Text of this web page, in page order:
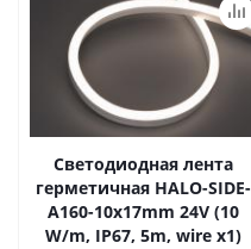
Светодиодная лента
герметичная HALO-SIDE-
A160-10x17mm 24V (10
W/m, IP67, 5m, wire x1)